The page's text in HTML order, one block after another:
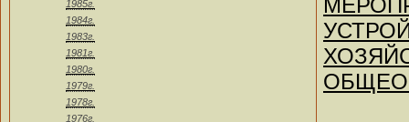
1985г.
1984г.
1983г.
1981г.
1980г.
1979г.
1978г.
1976г.